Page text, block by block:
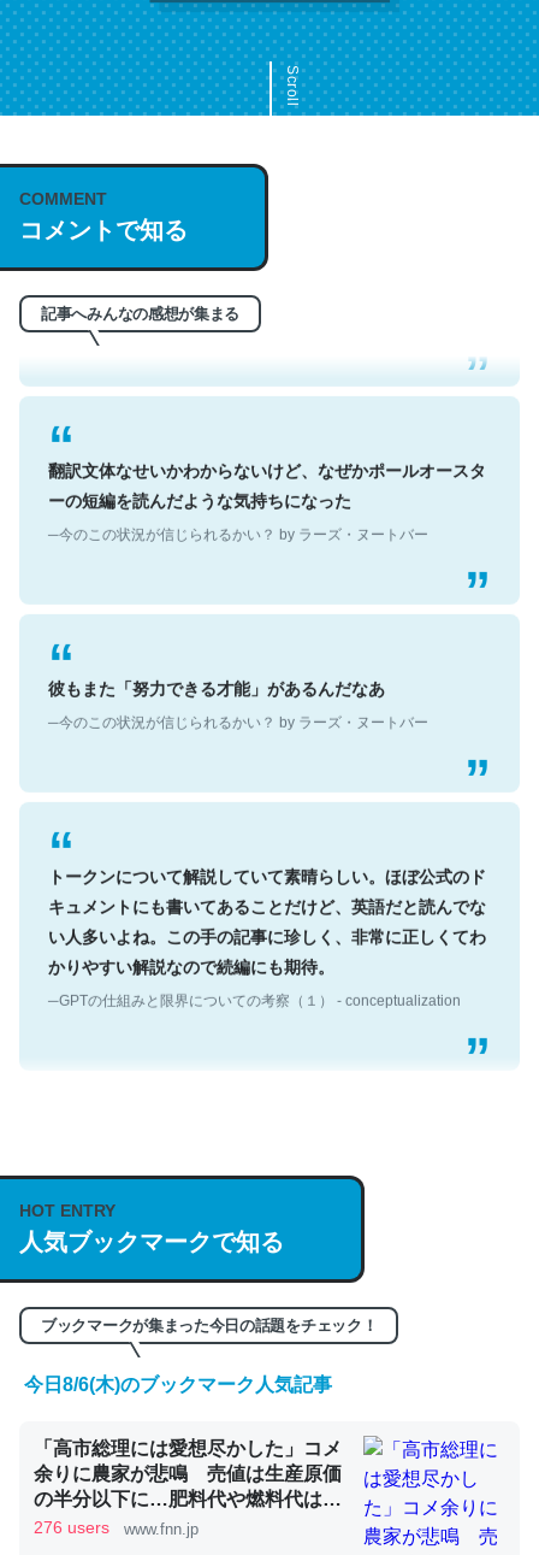
Scroll
COMMENT
コメントで知る
記事へみんなの感想が集まる
これは名文。彼はとてもクレバーなんだろうなと凄く思
う。英語少しでも読める人は原文もお勧め。自分はこの流
れ好き。Let’s Fucking Go. Then Covid hit. Shit.
─今のこの状況が信じられるかい？ by ラーズ・ヌートバー
翻訳文体なせいかわからないけど、なぜかポールオースタ
ーの短編を読んだような気持ちになった
彼もまた「努力できる才能」があるんだなあ
トークンについて解説していて素晴らしい。ほぼ公式のド
キュメントにも書いてあることだけど、英語だと読んでな
い人多いよね。この手の記事に珍しく、非常に正しくてわ
かりやすい解説なので続編にも期待。
説してる記事が少ないので貴重な良記事。/続編来た
https://isobe324649.hatenablog.com/entry/2023/03/27
/064121
─GPTの仕組みと限界についての考察（１） - conceptualization
くらい。小説でいう「ずっと前の伏線」は回収されないけ
ど、短期記憶というには多い分量。進化すればするほど分
かりやすく強くなりそう
─GPTの仕組みと限界についての考察（１） - conceptualization
HOT ENTRY
人気ブックマークで知る
ブックマークが集まった今日の話題をチェック！
今日8/6(木)のブックマーク人気記事
「高市総理には愛想尽かした」コメ
余りに農家が悲鳴 売値は生産原価
の半分以下に…肥料代や燃料代は高
騰「今年でやめる」農家も｜FNNプ
276 users www.fnn.jp